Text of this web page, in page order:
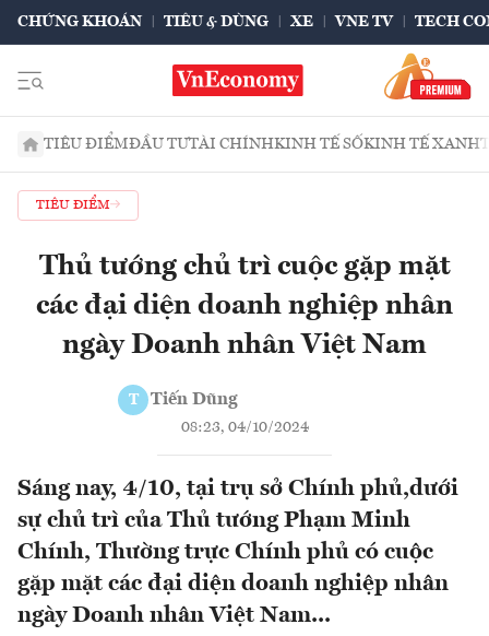
CHỨNG KHOÁN TIÊU & DÙNG XE VNE TV TECH
TIÊU ĐIỂMĐẦU TƯTÀI CHÍNHKINH TẾ SỐKINH TẾ XANH
TIÊU ĐIỂM
Thủ tướng chủ trì cuộc gặp mặt
các đại diện doanh nghiệp nhân
ngày Doanh nhân Việt Nam
T Tiến Dũng
08:23, 04/10/2024
Sáng nay, 4/10, tại trụ sở Chính phủ,dưới
sự chủ trì của Thủ tướng Phạm Minh
Chính, Thường trực Chính phủ có cuộc
gặp mặt các đại diện doanh nghiệp nhân
ngày Doanh nhân Việt Nam...